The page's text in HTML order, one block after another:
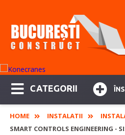
CATEGORII
HOME INSTALATII
SMART CONTROLS ENGINEERING -